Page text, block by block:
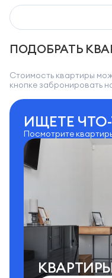
ПОДОБРАТЬ
Стоимость квартиры
кнопке забронировать
ИЩЕТЕ
Посмотрите